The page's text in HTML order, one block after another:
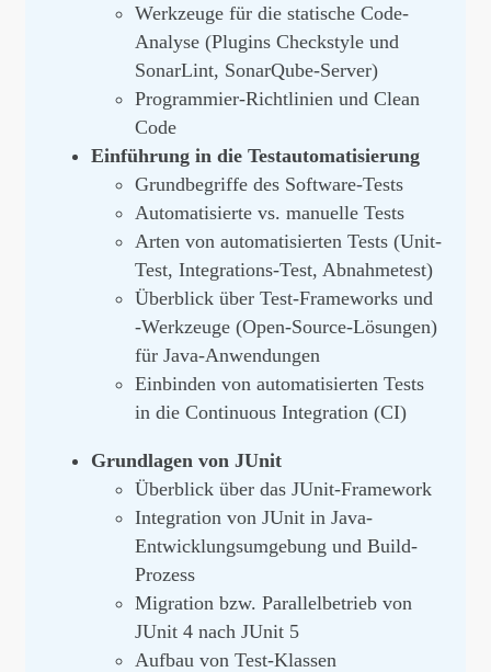
Werkzeuge für die statische Code-
Analyse (Plugins Checkstyle und
SonarLint, SonarQube-Server)
Programmier-Richtlinien und Clean
Code
Einführung in die Testautomatisierung
Grundbegriffe des Software-Tests
Automatisierte vs. manuelle Tests
Arten von automatisierten Tests (Unit-
Test, Integrations-Test, Abnahmetest)
Überblick über Test-Frameworks und
-Werkzeuge (Open-Source-Lösungen)
für Java-Anwendungen
Einbinden von automatisierten Tests
in die Continuous Integration (CI)
Grundlagen von JUnit
Überblick über das JUnit-Framework
Integration von JUnit in Java-
Entwicklungsumgebung und Build-
Prozess
Migration bzw. Parallelbetrieb von
JUnit 4 nach JUnit 5
Aufbau von Test-Klassen